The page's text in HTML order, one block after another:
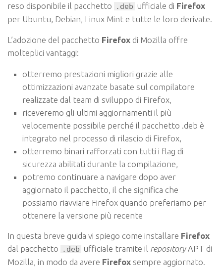
reso disponibile il pacchetto
.deb ufficiale di Firefox
per Ubuntu, Debian, Linux Mint e tutte le loro derivate.
L’adozione del pacchetto Firefox di Mozilla offre
molteplici vantaggi:
otterremo prestazioni migliori grazie alle
ottimizzazioni avanzate basate sul compilatore
realizzate dal team di sviluppo di Firefox,
riceveremo gli ultimi aggiornamenti il ​​più
velocemente possibile perché il pacchetto .deb è
integrato nel processo di rilascio di Firefox,
otterremo binari rafforzati con tutti i flag di
sicurezza abilitati durante la compilazione,
potremo continuare a navigare dopo aver
aggiornato il pacchetto, il che significa che
possiamo riavviare Firefox quando preferiamo per
ottenere la versione più recente
In questa breve guida vi spiego come installare Firefox
dal pacchetto
.deb ufficiale tramite il repositoryAPT di
Mozilla, in modo da avere Firefox sempre aggiornato.